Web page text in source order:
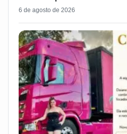
6 de agosto de 2026